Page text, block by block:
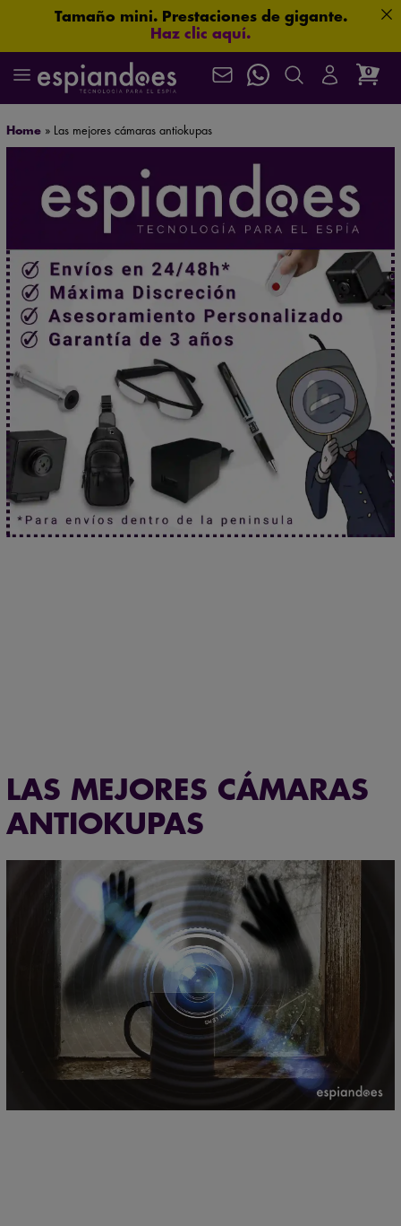
0
Home» Las mejores cámaras antiokupas
LAS MEJORES CÁMARAS
ANTIOKUPAS
Tamaño mini. Prestaciones de gigante.
Haz clic aquí.
¿Seguro que no hablan de ti?Haz clic aquí.
Más seguridad para ti: 3 años de garantía.
Envío gratuito en pedidos superiores a 60 €
Que no se te escape nada.
¿Necesitas asesoramiento especializado?
Habla ahoracon nuestros expertos.
¿Te están espiando?Haz clic aquí.
Aprueba cualquier examen.Haz clic aquí.
Mira nuestros productos en acción en el
canal oficial de YouTube
Localiza en segundos.Haz clic aquí.
Algunas imágenes lo cambian todo.
Haz clic aquí.
¿Y si ya te están vigilando?
Haz clic aquí.
La ubicación nunca miente.
Haz clic aquí.
Mira sin ser visto.
Haz clic aquí.
Máxima confidencialidad: paquetes neutros que
protegen su privacidad